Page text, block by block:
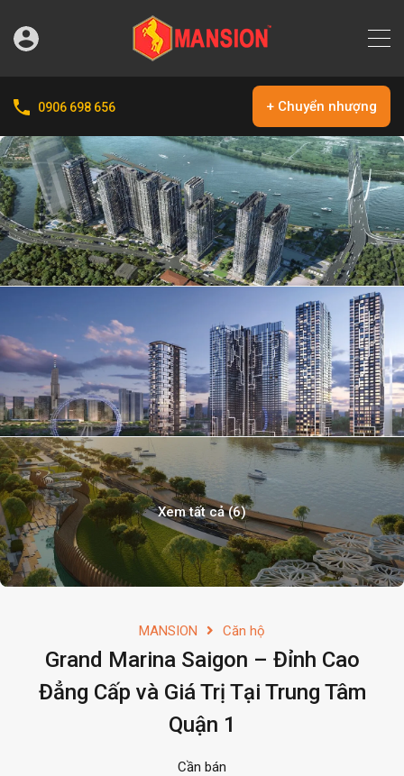
0906 698 656 + Chuyển nhượng
Xem tất cả (6)
MANSION Căn hộ
Grand Marina Saigon – Đỉnh Cao
Đẳng Cấp và Giá Trị Tại Trung Tâm
Quận 1
Cần bán